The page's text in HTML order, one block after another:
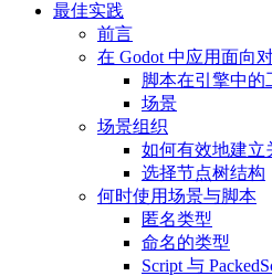
最佳实践
前言
在 Godot 中应用面向
脚本在引擎中的
场景
场景组织
如何有效地建立
选择节点树结构
何时使用场景与脚本
匿名类型
命名的类型
Script 与